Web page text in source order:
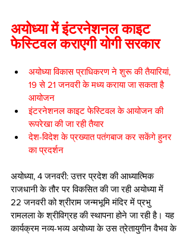
अयोध्या में इंटरनेशनल काइट
फेस्टिवल कराएगी योगी सरकार
अयोध्या विकास प्राधिकरण ने शुरू की तैयारियां,
19 से 21 जनवरी के मध्य कराया जा सकता है
आयोजन
इंटरनेशनल काइट फेस्टिवल के आयोजन की
रूपरेखा की जा रही तैयार
देश-विदेश के प्रख्यात पतंगबाज कर सकेंगे हुनर
का प्रदर्शन
अयोध्या, 4 जनवरी: उत्तर प्रदेश की आध्यात्मिक
राजधानी के तौर पर विकसित की जा रही अयोध्या में
22 जनवरी को श्रीराम जन्मभूमि मंदिर में प्रभु
रामलला के श्रीविग्रह की स्थापना होने जा रही है। यह
कार्यक्रम नव्य-भव्य अयोध्या के उस त्रेतायुगीन वैभव के